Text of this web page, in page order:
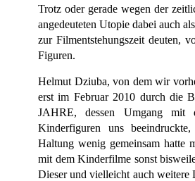
Trotz oder gerade wegen der
angedeuteten Utopie dabei auch
zur Filmentstehungszeit deuten,
Figuren.
Helmut Dziuba, von dem wir
erst im Februar 2010 durch die
JAHRE, dessen Umgang mit
Kinderfiguren uns
Haltung wenig gemeinsam hatte
mit dem Kinderfilme sonst
Dieser und vielleicht auch weitere